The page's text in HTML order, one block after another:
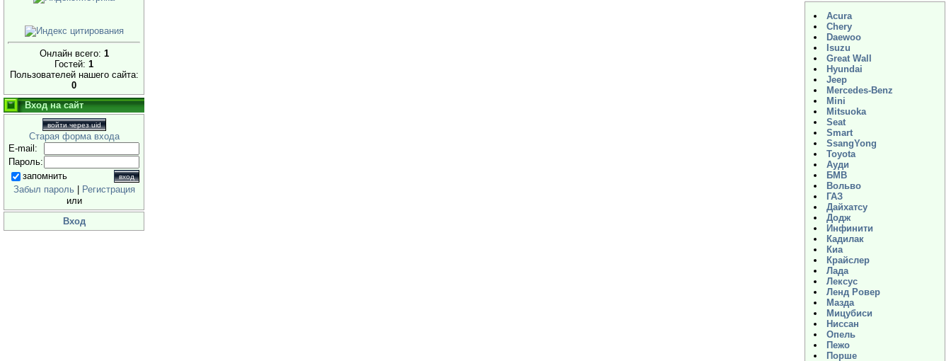
Онлайн всего: 1
Гостей: 1
Пользователей нашего сайта:
0
Вход на сайт
войти через uid
Старая форма входа
E-mail:
Пароль:
запомнить
Забыл пароль
Регистрация
или
Вход
Acura
Chery
Daewoo
Isuzu
Great Wall
Hyundai
Jeep
Mercedes-Benz
Mini
Mitsuoka
Seat
Smart
SsangYong
Toyota
Ауди
БМВ
Вольво
ГАЗ
Дайхатсу
Додж
Инфинити
Кадилак
Киа
Крайслер
Лада
Лексус
Ленд Ровер
Мазда
Мицубиси
Ниссан
Опель
Пежо
Порше